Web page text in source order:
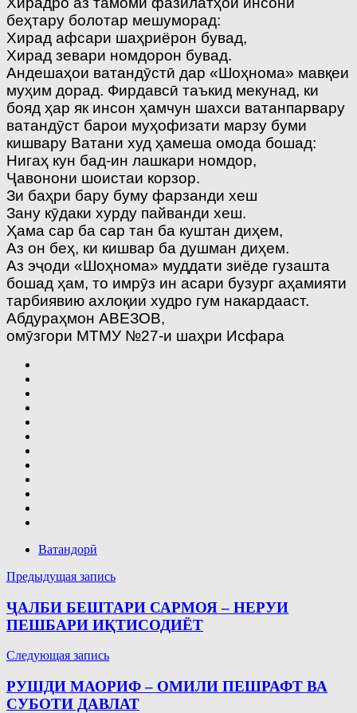
беҳтару болотар мешуморад:
Хирад афсари шаҳриёрон бувад,
Хирад зевари номдорон бувад.
Андешаҳои ватандӯстӣ дар «Шоҳнома» мавқеи
муҳим дорад. Фирдавсӣ таъкид мекунад, ки
бояд ҳар як инсон ҳамчун шахси ватанпарвару
ватандӯст барои муҳофизати марзу буми
кишвару Ватани худ ҳамеша омода бошад:
Нигаҳ кун бад-ин лашкари номдор,
Ҷавонони шоистаи корзор.
Зи баҳри бару буму фарзанди хеш
Зану кӯдаки хурду пайванди хеш.
Ҳама сар ба сар тан ба куштан диҳем,
Аз он беҳ, ки кишвар ба душман диҳем.
Аз эҷоди «Шоҳнома» муддати зиёде гузашта
бошад ҳам, то имрӯз ин асари бузург аҳамияти
тарбиявию ахлоқии худро гум накардааст.
Абдураҳмон АВЕЗОВ,
омӯзгори МТМУ №27-и шаҳри Исфара
Ватандорӣ
Навигация
по
записям
Предыдущая запись
ҶАЛБИ БЕШТАРИ САРМОЯ – НЕРУИ
ПЕШБАРИ ИҚТИСОДИЁТ
Следующая запись
РУШДИ МАОРИФ – ОМИЛИ ПЕШРАФТ ВА
СУБОТИ ДАВЛАТ